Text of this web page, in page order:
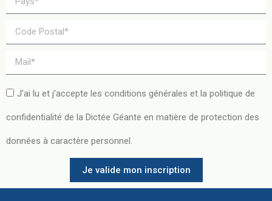
J'ai lu et j'accepte les conditions générales et la politique de
confidentialité de la Dictée Géante en matière de protection des
données à caractère personnel.
Je valide mon inscription